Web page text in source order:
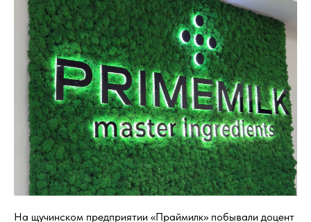
На щучинском предприятии «Праймилк» побывали доцент